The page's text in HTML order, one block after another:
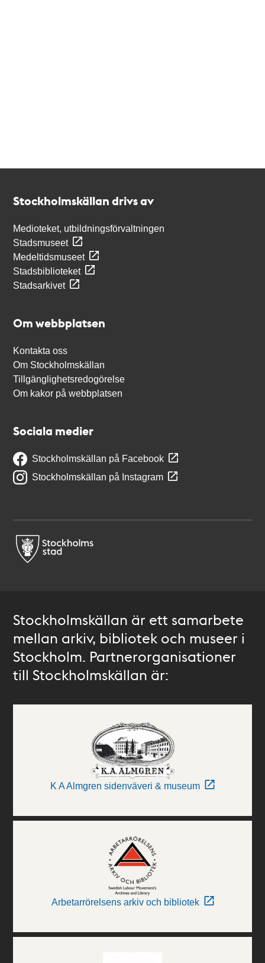
Stockholmskällan drivs av
Medioteket, utbildningsförvaltningen
Stadsmuseet
Medeltidsmuseet
Stadsbiblioteket
Stadsarkivet
Om webbplatsen
Kontakta oss
Om Stockholmskällan
Tillgänglighetsredogörelse
Om kakor på webbplatsen
Sociala medier
Stockholmskällan på Facebook
Stockholmskällan på Instagram
Stockholmskällan är ett samarbete
mellan arkiv, bibliotek och museer i
Stockholm. Partnerorganisationer
till Stockholmskällan är:
K A Almgren sidenväveri & museum
Arbetarrörelsens arkiv och bibliotek